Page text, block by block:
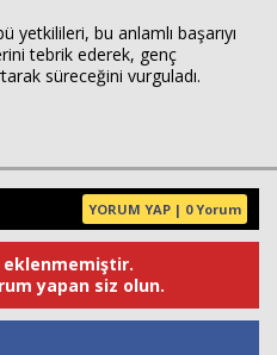
yetkilileri, bu anlamlı başarıyı
tebrik ederek, genç
süreceğini vurguladı.
YORUM YAP | 0 Yorum
eklenmemiştir.
yapan siz olun.